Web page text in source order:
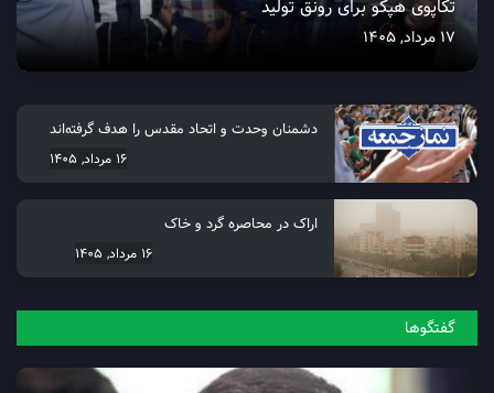
تکاپوی هپکو برای رونق تولید
17 مرداد, 1405
دشمنان وحدت و اتحاد مقدس را هدف گرفته‌اند
16 مرداد, 1405
اراک در محاصره گرد و خاک
16 مرداد, 1405
گفتگو‌ها